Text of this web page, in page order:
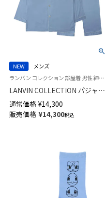
NEW
メンズ
ランバン コレクション 部屋着 男性 紳士 ラウンジウェア
LANVIN COLLECTION パジャマ
上下セット 【M Lサイズ】 60綿サ
テン 無地 長袖 長丈パンツ 前ボ
タン 前開き メンズ 54460001
通常価格 ¥14,300
販売価格 ¥14,300税込